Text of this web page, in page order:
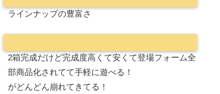
ラインナップの豊富さ
2箱完成だけど完成度高くて安くて登場フォーム全
部商品化されてて手軽に遊べる！
がどんどん崩れてきてる！